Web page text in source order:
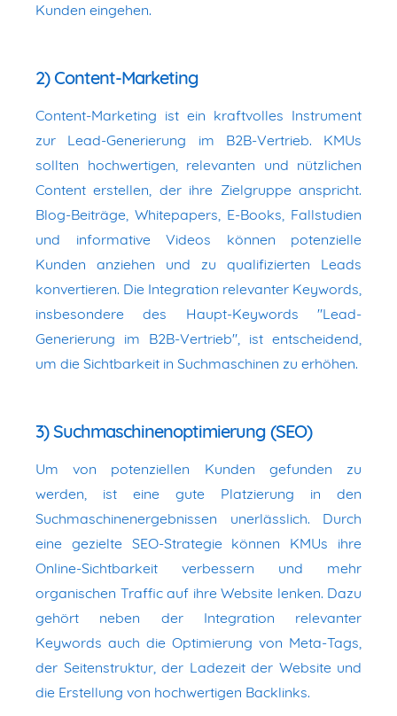
Kunden eingehen.
2) Content-Marketing
Content-Marketing ist ein kraftvolles Instrument
zur Lead-Generierung im B2B-Vertrieb. KMUs
sollten hochwertigen, relevanten und nützlichen
Content erstellen, der ihre Zielgruppe anspricht.
Blog-Beiträge, Whitepapers, E-Books, Fallstudien
und informative Videos können potenzielle
Kunden anziehen und zu qualifizierten Leads
konvertieren. Die Integration relevanter Keywords,
insbesondere des Haupt-Keywords "Lead-
Generierung im B2B-Vertrieb", ist entscheidend,
um die Sichtbarkeit in Suchmaschinen zu erhöhen.
3) Suchmaschinenoptimierung (SEO)
Um von potenziellen Kunden gefunden zu
werden, ist eine gute Platzierung in den
Suchmaschinenergebnissen unerlässlich. Durch
eine gezielte SEO-Strategie können KMUs ihre
Online-Sichtbarkeit verbessern und mehr
organischen Traffic auf ihre Website lenken. Dazu
gehört neben der Integration relevanter
Keywords auch die Optimierung von Meta-Tags,
der Seitenstruktur, der Ladezeit der Website und
die Erstellung von hochwertigen Backlinks.